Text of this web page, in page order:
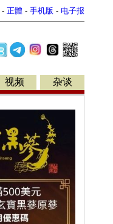
- 正體 - 手机版 - 电子报
视频 杂谈